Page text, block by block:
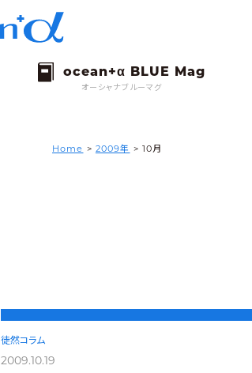
オーシャナブルーマグ
Home > 2009年 > 10月
徒然コラム
2009.10.19